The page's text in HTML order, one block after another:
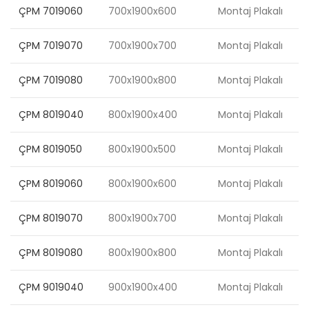
ÇPM 7019060 700x1900x600 Montaj Plakalı
ÇPM 7019070 700x1900x700 Montaj Plakalı
ÇPM 7019080 700x1900x800 Montaj Plakalı
ÇPM 8019040 800x1900x400 Montaj Plakalı
ÇPM 8019050 800x1900x500 Montaj Plakalı
ÇPM 8019060 800x1900x600 Montaj Plakalı
ÇPM 8019070 800x1900x700 Montaj Plakalı
ÇPM 8019080 800x1900x800 Montaj Plakalı
ÇPM 9019040 900x1900x400 Montaj Plakalı